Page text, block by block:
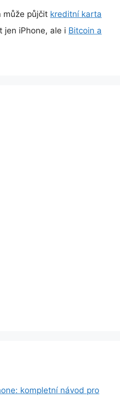
může půjčit kreditní karta
jen iPhone, ale i Bitcoin a
kompletní návod pro